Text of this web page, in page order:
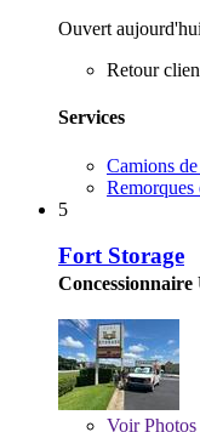
Ouvert
Retour
Services
Camions
Remorques
5
Fort Storage
Concessionnaire
VoirPhotos